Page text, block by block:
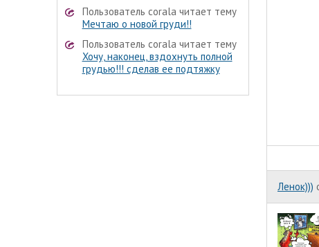
Пользователь corala читает тему
Мечтаю о новой груди!!
Пользователь corala читает тему
Хочу, наконец, вздохнуть полной
грудью!!! сделав ее подтяжку
Ленок)))